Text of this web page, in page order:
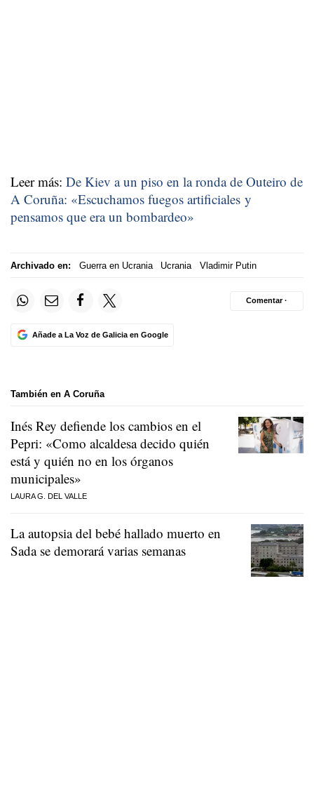
Leer más: De Kiev a un piso en la ronda de Outeiro de
A Coruña: «Escuchamos fuegos artificiales y
pensamos que era un bombardeo»
Archivado en: Guerra en Ucrania Ucrania Vladimir Putin
Añade a La Voz de Galicia en Google
Comentar ·
También en A Coruña
Inés Rey defiende los cambios en el
Pepri: «Como alcaldesa decido quién
está y quién no en los órganos
municipales»
LAURA G. DEL VALLE
La autopsia del bebé hallado muerto en
Sada se demorará varias semanas